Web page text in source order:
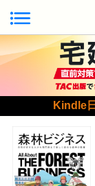
Kindle